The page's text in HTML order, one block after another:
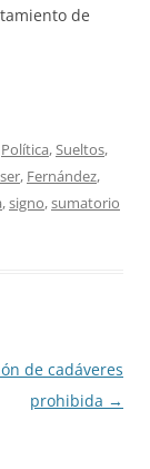
de
Política,Sueltos,
, Fernández,
,signo,sumatorio
de cadáveres
prohibida →